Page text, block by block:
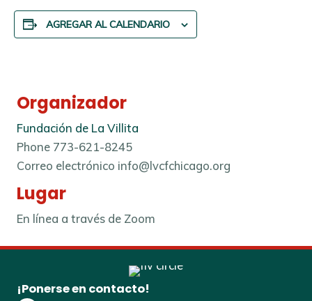
AGREGAR AL CALENDARIO
Organizador
Fundación de La Villita
Phone 773-621-8245
Correo electrónico info@lvcfchicago.org
Lugar
En línea a través de Zoom
¡Ponerse en contacto!